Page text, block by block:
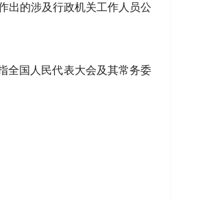
出的涉及行政机关工作人员公
全国人民代表大会及其常务委